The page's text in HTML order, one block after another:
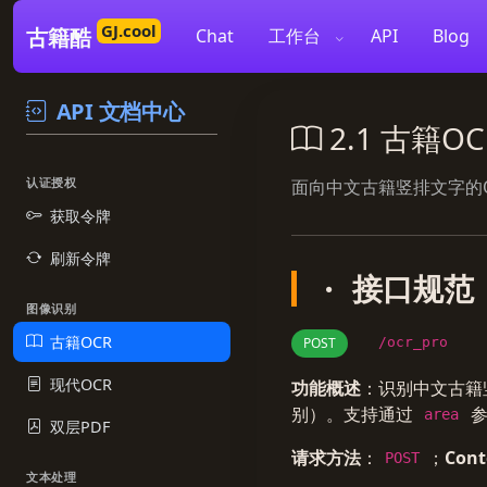
古籍酷 GJ.cool Chat 工作台 API Blog
API 文档中心
认证授权
获取令牌
刷新令牌
图像识别
古籍OCR
现代OCR
双层PDF
文本处理
2.1 古籍
面向中文古籍竖排文字
接口规范
POST /ocr_pro
功能概述 ：识别中文古
别）。支持通过
area
请求方法： POST ；